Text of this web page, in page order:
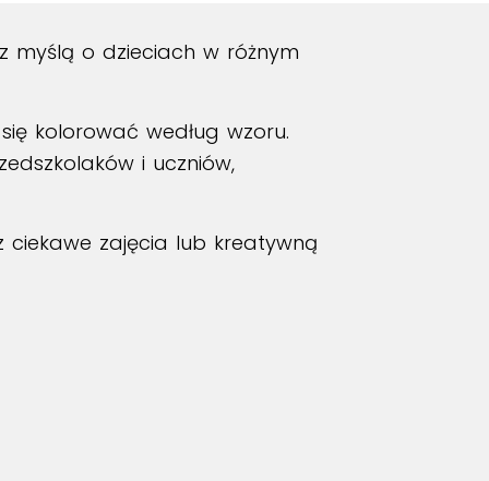
myślą o dzieciach w różnym
kolorować według wzoru.
i uczniów,
ciekawe zajęcia lub kreatywną